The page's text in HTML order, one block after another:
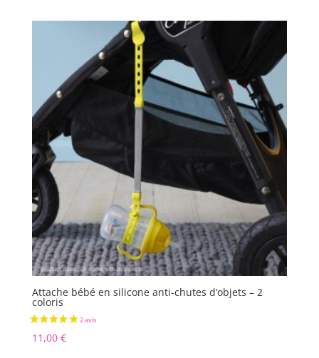
Attache bébé en silicone anti-chutes d’objets – 2
coloris
11,00 €